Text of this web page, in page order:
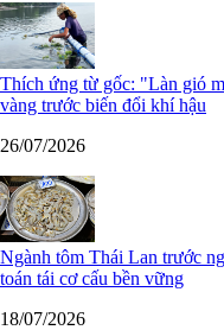
Thích ứng từ gốc: "Làn gió
vàng trước biến đổi khí hậu
26/07/2026
Ngành tôm Thái Lan trước
toán tái cơ cấu bền vững
18/07/2026